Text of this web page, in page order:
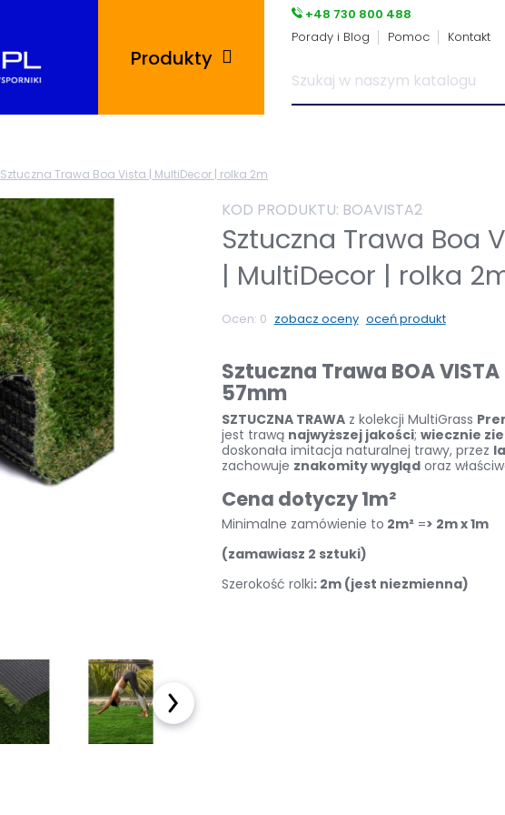
Produkty
Posadzki przemysłowe
Płyty tarasowe
Płytki podłogowe
Wsporniki tarasowe
Panele winylowe
Kostka brukowa
Sztuczna trawa
Taras wentylowany
Płyty na podjazd
Meble ogrodowe
Baseny i Spa
Pellet sosnowy
Porady i Blog Pomoc Kontakt
+48 730 800 488
Sztuczna Trawa Boa Vista | MultiDecor | rolka 2m
KOD PRODUKTU: BOAVISTA2
Sztuczna Trawa Boa
| MultiDecor | rolka
Ocen: 0 zobacz oceny oceń produkt
Sztuczna Trawa BOA VISTA
57mm
SZTUCZNA TRAWAz kolekcji MultiGrass
jest trawą najwyższej jakości; wiecznie
doskonała imitacja naturalnej trawy, przez
zachowuje znakomity wyglądoraz
Cena dotyczy 1m²
Minimalne zamówienie to 2m²=> 2m x 1m
(zamawiasz 2 sztuki)
Szerokość rolki: 2m (jest niezmienna)